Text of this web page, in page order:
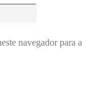
navegador para a